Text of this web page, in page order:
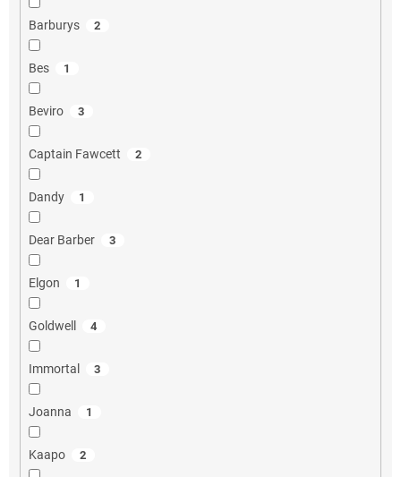
Barburys 2
Bes 1
Beviro 3
Captain Fawcett 2
Dandy 1
Dear Barber 3
Elgon 1
Goldwell 4
Immortal 3
Joanna 1
Kaapo 2